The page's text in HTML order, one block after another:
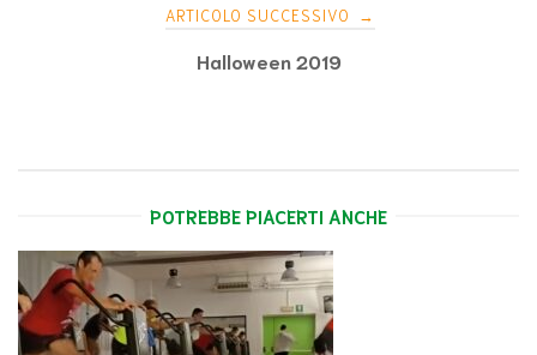
ARTICOLO SUCCESSIVO →
Halloween 2019
POTREBBE PIACERTI ANCHE